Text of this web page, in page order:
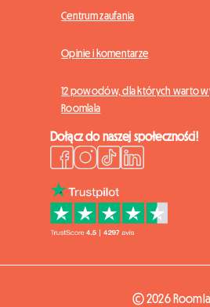
Centrum zaufania
Opinie i komentarze
12 powodów, dla których warto
Roomlala
Dołącz do naszej społeczności!
© 2026